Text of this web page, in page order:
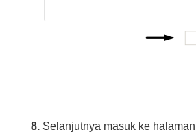
8. Selanjutnya masuk ke halaman